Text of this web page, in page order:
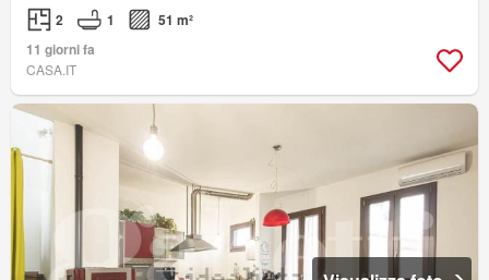
2 1
51 m²
11 giorni fa
CASA.IT